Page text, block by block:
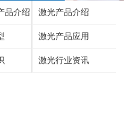
品介绍 激光产品介绍
激光产品应用
激光行业资讯